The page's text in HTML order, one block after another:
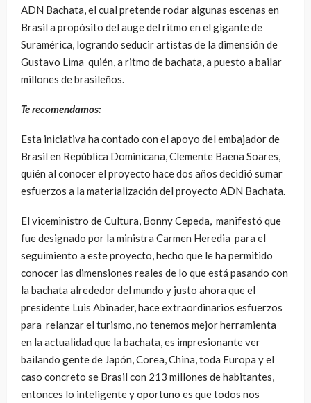
ADN Bachata, el cual pretende rodar algunas escenas en
Brasil a propósito del auge del ritmo en el gigante de
Suramérica, logrando seducir artistas de la dimensión de
Gustavo Lima quién, a ritmo de bachata, a puesto a bailar
millones de brasileños.
Te recomendamos:
Esta iniciativa ha contado con el apoyo del embajador de
Brasil en República Dominicana, Clemente Baena Soares,
quién al conocer el proyecto hace dos años decidió sumar
esfuerzos a la materialización del proyecto ADN Bachata.
El viceministro de Cultura, Bonny Cepeda, manifestó que
fue designado por la ministra Carmen Heredia para el
seguimiento a este proyecto, hecho que le ha permitido
conocer las dimensiones reales de lo que está pasando con
la bachata alrededor del mundo y justo ahora que el
presidente Luis Abinader, hace extraordinarios esfuerzos
para relanzar el turismo, no tenemos mejor herramienta
en la actualidad que la bachata, es impresionante ver
bailando gente de Japón, Corea, China, toda Europa y el
caso concreto se Brasil con 213 millones de habitantes,
entonces lo inteligente y oportuno es que todos nos